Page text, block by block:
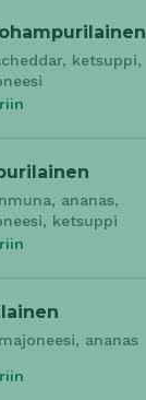
ketsuppi,
ananas,
ketsuppi
ananas